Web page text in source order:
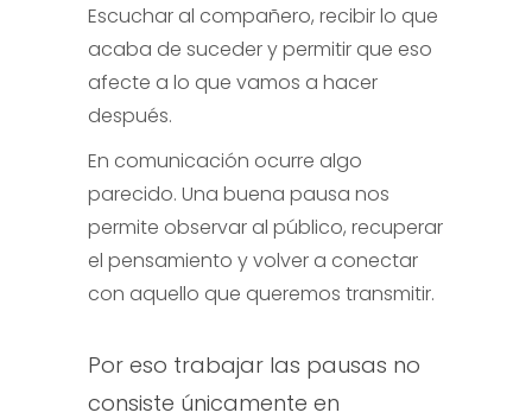
Escuchar al compañero, recibir lo que
acaba de suceder y permitir que eso
afecte a lo que vamos a hacer
después.
En comunicación ocurre algo
parecido. Una buena pausa nos
permite observar al público, recuperar
el pensamiento y volver a conectar
con aquello que queremos transmitir.
Por eso trabajar las pausas no
consiste únicamente en